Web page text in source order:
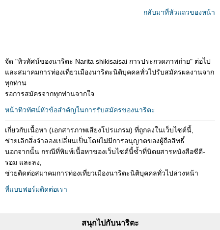
กลับมาที่หัวแถวของหน้า
จัด "ทิวทัศน์ของนาริตะ Narita shikisaisai การประกวดภาพถ่าย" ต่อไป
และสมาคมการท่องเที่ยวเมืองนาริตะนิติบุคคลทั่วไปรับสมัครผลงานจาก
ทุกท่าน
รอการสมัครจากทุกท่านจากใจ
หน้าทิวทัศน์หัวข้อสำคัญในการรับสมัครของนาริตะ
เกี่ยวกับเนื้อหา (เอกสารภาพเสียงโปรแกรม) ที่ถูกลงในเว็บไซต์นี้,
ช่วยเลิกสิ่งจำลองเปลี่ยนเป็นโดยไม่มีการอนุญาตของผู้ถือสิทธิ์
นอกจากนั้น กรณีที่พิมพ์เนื้อหาของเว็บไซต์นี้ซ้ำที่นิตยสารหนังสือซีดี-
รอม และลง,
ช่วยติดต่อสมาคมการท่องเที่ยวเมืองนาริตะนิติบุคคลทั่วไปล่วงหน้า
ที่แบบฟอร์มติดต่อเรา
สนุกไปกับนาริตะ